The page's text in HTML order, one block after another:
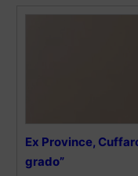
Ex Province,
grado”